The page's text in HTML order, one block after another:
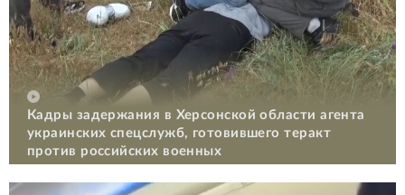
Кадры задержания в Херсонской области агента
украинских спецслужб, готовившего теракт
против российских военных